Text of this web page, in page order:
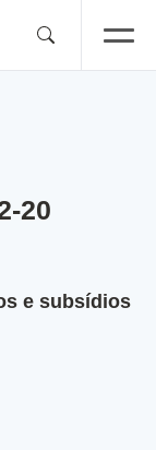
20
e subsídios